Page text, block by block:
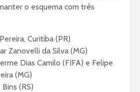
o esquema com três
Curitiba (PR)
Zanovelli da Silva (MG)
Dias Camilo (FIFA) e Felipe
(MG)
(RS)